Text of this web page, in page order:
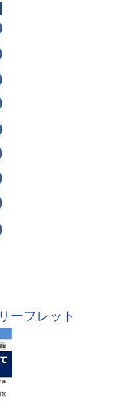
ーフレット